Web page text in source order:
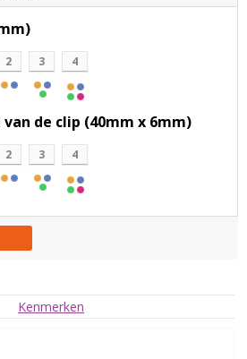
2 3 4
de clip (40mm x 6mm)
2 3 4
Kenmerken